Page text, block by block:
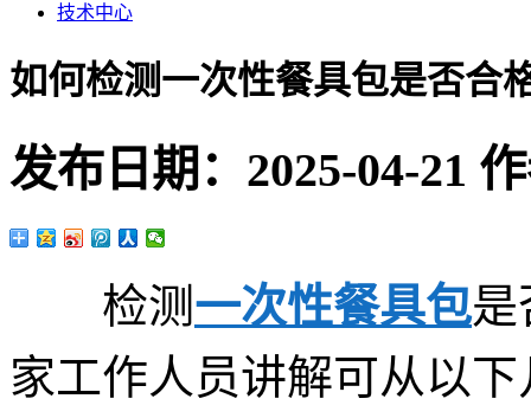
技术中心
如何检测一次性餐具包是否合
发布日期： 2025-04-21
检测 一次性餐具包是
家工作人员讲解可从以